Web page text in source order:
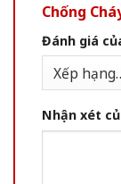
Chống
Đánh giá
Nhận xét